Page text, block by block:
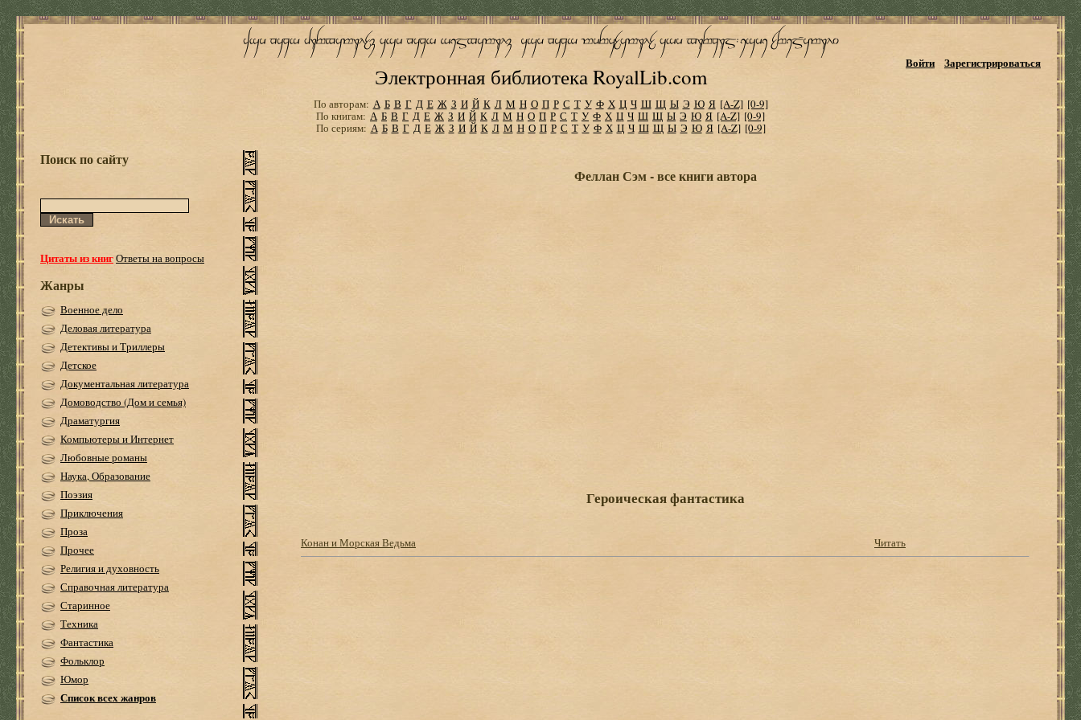
Электронная библиотека RoyalLib.com
Войти Зарегистрироваться
По авторам: А Б В Г Д Е Ж З И Й К Л М Н О П Р С Т У Ф Х Ц Ч Ш Щ Ы Э Ю Я [A-Z] [0-9]
По книгам: А Б В Г Д Е Ж З И Й К Л М Н О П Р С Т У Ф Х Ц Ч Ш Щ Ы Э Ю Я [A-Z] [0-9]
По сериям: А Б В Г Д Е Ж З И Й К Л М Н О П Р С Т У Ф Х Ц Ч Ш Щ Ы Э Ю Я [A-Z] [0-9]
Поиск по сайту
Цитаты из книгОтветы на вопросы
Жанры
Военное дело
Деловая литература
Детективы и Триллеры
Детское
Документальная литература
Домоводство (Дом и семья)
Драматургия
Компьютеры и Интернет
Любовные романы
Наука, Образование
Поэзия
Приключения
Проза
Прочее
Религия и духовность
Справочная литература
Старинное
Техника
Фантастика
Фольклор
Юмор
Список всех жанров
Феллан Сэм - все книги автора
Героическая фантастика
Конан и Морская Ведьма Читать